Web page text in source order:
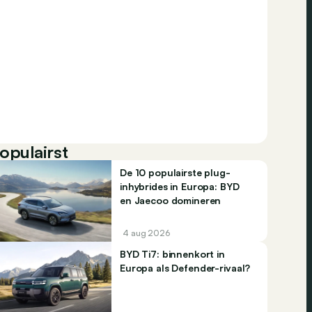
De 10 populairste plug-
inhybrides in Europa: BYD
en Jaecoo domineren
4 aug 2026
BYD Ti7: binnenkort in
Europa als Defender-rivaal?